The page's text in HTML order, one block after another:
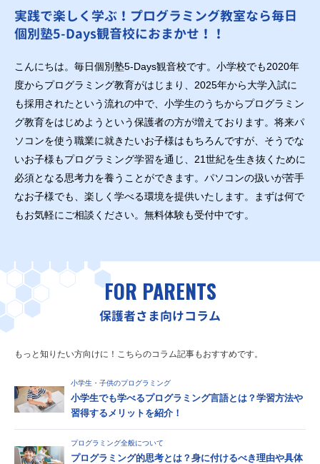
実践で楽しく学ぶ！プログラミング教室なら毎日
個別塾5-Days観音校におまかせ！！
こんにちは。毎日個別塾5-Days観音校です。小学校でも2020年
度からプログラミング教育がはじまり、2025年から大学入試に
も採用されたという流れの中で、小学生のうちからプログラミン
グ教育をはじめようという保護者の方が増えております。将来パ
ソコンを使う職業に就きたいお子様はもちろんですが、そうでな
いお子様もプログラミング学習を通じ、21世紀を生き抜くために
必須となる思考力を養うことができます。パソコンの扱いが苦手
なお子様でも、楽しく学べる環境を提供いたします。まずは何で
もお気軽にご相談ください。無料体験も受付中です。
FOR PARENTS
保護者さま向けコラム
もっと知りたい方向けに！こちらのコラム記事もおすすめです。
小学生・子供のプログラミング
小学生でも学べるプログラミング言語とは？学習方法や
習得するメリットを紹介！
プログラミング全般について
プログラミング的思考とは？身に付けるべき理由や具体